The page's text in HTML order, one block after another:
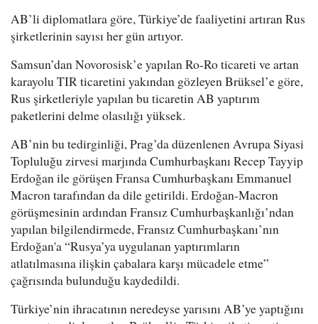
AB’li diplomatlara göre, Türkiye’de faaliyetini artıran Rus
şirketlerinin sayısı her gün artıyor.
Samsun’dan Novorosisk’e yapılan Ro-Ro ticareti ve artan
karayolu TIR ticaretini yakından gözleyen Brüksel’e göre,
Rus şirketleriyle yapılan bu ticaretin AB yaptırım
paketlerini delme olasılığı yüksek.
AB’nin bu tedirginliği, Prag’da düzenlenen Avrupa Siyasi
Topluluğu zirvesi marjında Cumhurbaşkanı Recep Tayyip
Erdoğan ile görüşen Fransa Cumhurbaşkanı Emmanuel
Macron tarafından da dile getirildi. Erdoğan-Macron
görüşmesinin ardından Fransız Cumhurbaşkanlığı’ndan
yapılan bilgilendirmede, Fransız Cumhurbaşkanı’nın
Erdoğan'a “Rusya’ya uygulanan yaptırımların
atlatılmasına ilişkin çabalara karşı mücadele etme”
çağrısında bulunduğu kaydedildi.
Türkiye’nin ihracatının neredeyse yarısını AB’ye yaptığını